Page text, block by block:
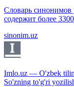
Словарь синонимов
содержит более
sinonim.uz
Imlo.uz — O'zbek
So'zning to'g'ri